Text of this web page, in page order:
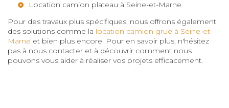
Location camion plateau à Seine-et-Marne
Pour des travaux plus spécifiques, nous offrons également
des solutions comme la location camion grue à Seine-et-
Marne et bien plus encore. Pour en savoir plus, n'hésitez
pas à nous contacter et à découvrir comment nous
pouvons vous aider à réaliser vos projets efficacement.